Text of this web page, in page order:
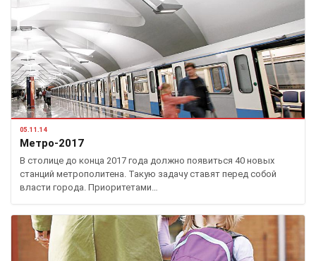
05.11.14
Метро-2017
В столице до конца 2017 года должно появиться 40 новых
станций метрополитена. Такую задачу ставят перед собой
власти города. Приоритетами…